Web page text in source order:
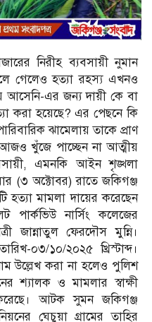
নিরীহ ব্যবসায়ী নুমান
গেলেও হত্যা রহস্য এখনও
আসেনি-এর জন্য দায়ী কে বা
করা হয়েছে? এর পেছনে কি
ঝামেলায় তাকে প্রাণ
আজও খুঁজে পাচ্ছেন না আত্মীয়
এমনকি আইন শৃঙ্খলা
(৩ অক্টোবর) রাতে জকিগঞ্জ
মামলা দায়ের করেছেন
পার্কভিউ নার্সিং কলেজের
জান্নাতুল ফেরদৌস মুন্নি।
০৩/১০/২০২৫ খ্রিস্টাব্দ।
উল্লেখ করা না হলেও পুলিশ
শ্যালক ও মামলার স্বাক্ষী
আটক সুমন জকিগঞ্জ
ঘেচুয়া গ্রামের তাহির